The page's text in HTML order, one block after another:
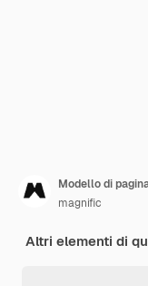
Modello di
magnific
Altri elementi di